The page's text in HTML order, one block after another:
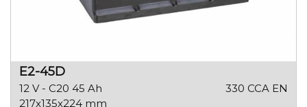
E2-45D
12 V - C20 45 Ah
330 CCA EN
217x135x224 mm